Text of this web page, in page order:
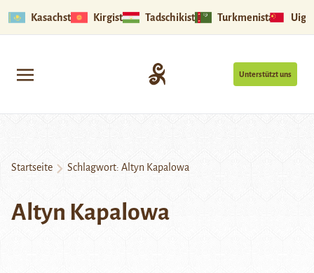
Kasachstan Kirgistan Tadschikistan Turkmenistan
Unterstützt uns
Startseite Schlagwort: Altyn Kapalowa
Altyn Kapalowa